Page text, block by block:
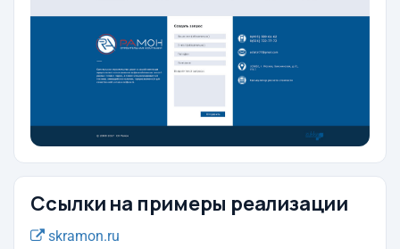
Ссылки на примеры реализации
skramon.ru